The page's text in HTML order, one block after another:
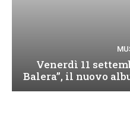
Venerdì 11
Balera”, il nuovo